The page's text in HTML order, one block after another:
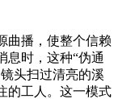
播，使整个信赖
息时，这种“伪通
头扫过清亮的溪
的工人。这一模式